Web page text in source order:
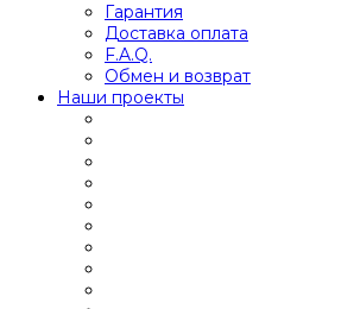
Гарантия
Доставка оплата
F.A.Q.
Обмен и возврат
Наши проекты